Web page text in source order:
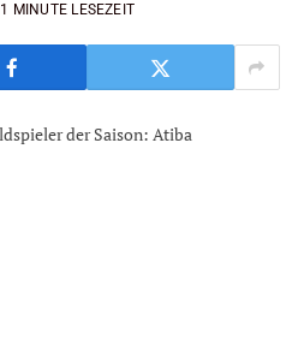
1 MINUTE LESEZEIT